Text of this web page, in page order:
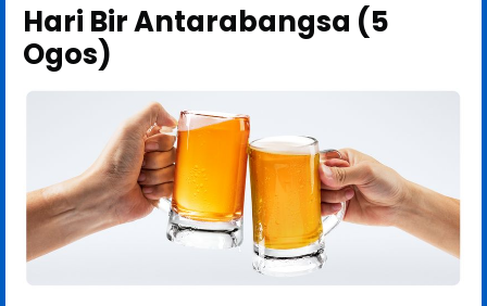
Hari Bir Antarabangsa (5
Ogos)